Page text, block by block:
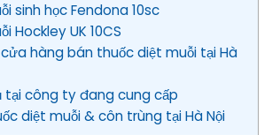
sinh học Fendona 10sc
Hockley UK 10CS
hàng bán thuốc diệt muỗi tại Hà
tại công ty đang cung cấp
diệt muỗi & côn trùng tại Hà Nội